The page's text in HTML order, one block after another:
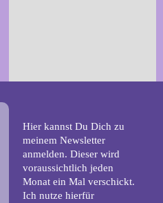
Hier kannst Du Dich zu
meinem Newsletter
anmelden. Dieser wird
voraussichtlich jeden
Monat ein Mal verschickt.
Ich nutze hierfür